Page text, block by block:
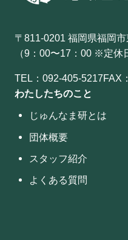
〒811-0201 福岡県福岡
（9：00〜17：00 ※定休
TEL：092-405-5217FAX
わたしたちのこと
じゅんなま研とは
団体概要
スタッフ紹介
よくある質問